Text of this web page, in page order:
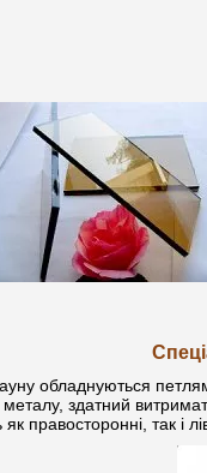
обладнуються
здатний
правосторонні, так і